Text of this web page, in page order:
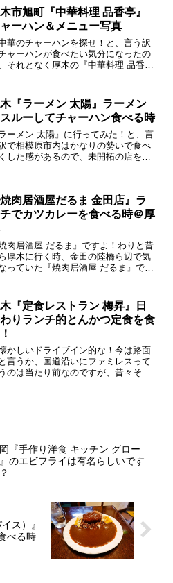
でして、写真のプロパティを見たら2
上前になりますな～い...
市旭町『中華料理 品香亭』
ーハン＆メニュー写真
華のチャーハンを探せ！と、言う訳
ャーハンが食べたい気分になったの
それとなく厚木の『中華料理 品香
”的な文化は絶滅寸前かもでして、食
る時に食べておか...
『ラーメン 太陽』ラーメン
ルーしてチャーハン食べる時
ラーメン 太陽』に行ってみた！と、言
で相模原市内はかなりの勢いで食べ
した感があるので、未開拓の店を求
と昔から営業してい...
焼肉居酒屋だるま 金田店』ラ
でカツカレーを食べる時＠厚
焼肉居酒屋 だるま』ですよ！わりと昔
厚木に行く時、金田の陸橋ら辺で気
っていた『焼肉居酒屋 だるま』です
もでして、ランチって事ならワンチ
行ってみるじゃな...
『定食レストラン 梅昇』日
りランチ的とんかつ定食を食
かしいドライブイン的な！今は路面
言うか、国道沿いにファミレスって
のは当たり前なのですが、昔々その
『手作り洋食 キッチン グロー
のエビフライは有名らしいです
ス）』
べる時